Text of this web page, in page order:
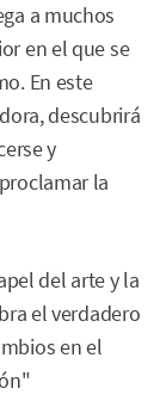
a muchos
en el que se
En este
descubrirá
y
la
del arte y la
el verdadero
en el